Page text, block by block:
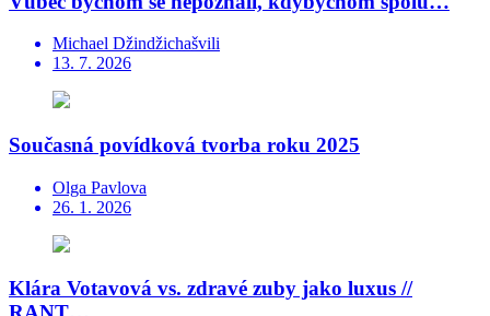
Michael Džindžichašvili
13. 7. 2026
Současná povídková tvorba roku 2025
Olga Pavlova
26. 1. 2026
Klára Votavová vs. zdravé zuby jako luxus //